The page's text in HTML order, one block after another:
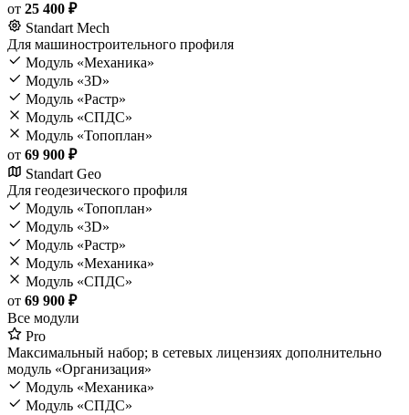
от 25 400 ₽
Standart Mech
Для машиностроительного профиля
Модуль «Механика»
Модуль «3D»
Модуль «Растр»
Модуль «СПДС»
Модуль «Топоплан»
от 69 900 ₽
Standart Geo
Для геодезического профиля
Модуль «Топоплан»
Модуль «3D»
Модуль «Растр»
Модуль «Механика»
Модуль «СПДС»
от 69 900 ₽
Все модули
Pro
Максимальный набор; в сетевых лицензиях дополнительно
модуль «Организация»
Модуль «Механика»
Модуль «СПДС»